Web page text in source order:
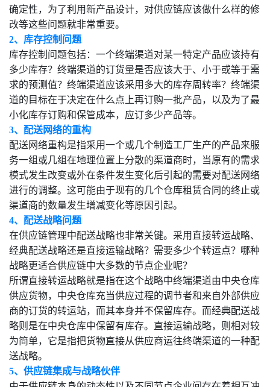
确定性，为了利用新产品设计，对供应链应该做什么样的修
改等这些问题就非常重要。
2、库存控制问题
库存控制问题包括：一个终端渠道对某一特定产品应该持有
多少库存？终端渠道的订货量是否应该大于、小于或等于需
求的预测值？终端渠道应该采用多大的库存周转率？终端渠
道的目标在于决定在什么点上再订购一批产品，以及为了最
小化库存订购和保管成本，应订多少产品等。
3、配送网络的重构
配送网络重构是指采用一个或几个制造工厂生产的产品来服
务一组或几组在地理位置上分散的渠道商时，当原有的需求
模式发生改变或外在条件发生变化后引起的需要对配送网络
进行的调整。这可能由于现有的几个仓库租赁合同的终止或
渠道商的数量发生增减变化等原因引起。
4、配送战略问题
在供应链管理中配送战略也非常关键。采用直接转运战略、
经典配送战略还是直接运输战略？需要多少个转运点？哪种
战略更适合供应链中大多数的节点企业呢？
所谓直接转运战略就是指在这个战略中终端渠道由中央仓库
供应货物，中央仓库充当供应过程的调节者和来自外部供应
商的订货的转运站，而其本身并不保留库存。而经典配送战
略则是在中央仓库中保留有库存。直接运输战略，则相对较
为简单，它是指把货物直接从供应商运往终端渠道的一种配
送战略。
5、供应链集成与战略伙伴